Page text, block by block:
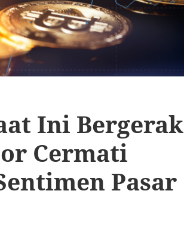
Ini Bergerak
Cermati
Pasar